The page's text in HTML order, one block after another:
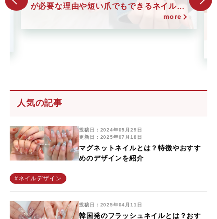
が必要な理由や短い爪でもできるネイルを
more
人気の記事
投稿日：2024年05月29日
更新日：2025年07月18日
マグネットネイルとは？特徴やおすす
めのデザインを紹介
#ネイルデザイン
投稿日：2025年04月11日
韓国発のフラッシュネイルとは？おす